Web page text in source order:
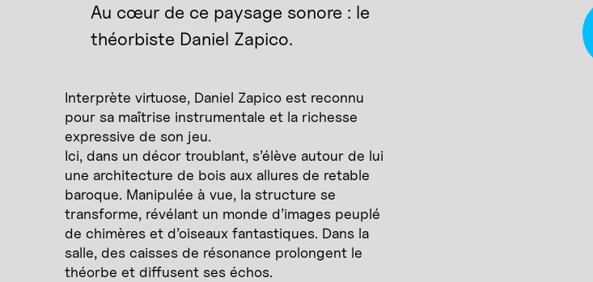
Au cœur de ce paysage sonore : le
théorbiste Daniel Zapico.
Interprète virtuose, Daniel Zapico est reconnu
pour sa maîtrise instrumentale et la richesse
expressive de son jeu.
Ici, dans un décor troublant, s’élève autour de lui
une architecture de bois aux allures de retable
baroque. Manipulée à vue, la structure se
transforme, révélant un monde d’images peuplé
de chimères et d’oiseaux fantastiques. Dans la
salle, des caisses de résonance prolongent le
théorbe et diffusent ses échos.